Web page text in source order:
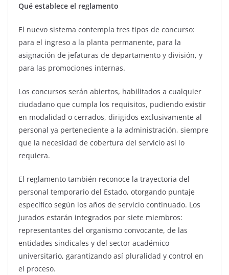
Qué establece el reglamento
El nuevo sistema contempla tres tipos de concurso:
para el ingreso a la planta permanente, para la
asignación de jefaturas de departamento y división, y
para las promociones internas.
Los concursos serán abiertos, habilitados a cualquier
ciudadano que cumpla los requisitos, pudiendo existir
en modalidad o cerrados, dirigidos exclusivamente al
personal ya perteneciente a la administración, siempre
que la necesidad de cobertura del servicio así lo
requiera.
El reglamento también reconoce la trayectoria del
personal temporario del Estado, otorgando puntaje
específico según los años de servicio continuado. Los
jurados estarán integrados por siete miembros:
representantes del organismo convocante, de las
entidades sindicales y del sector académico
universitario, garantizando así pluralidad y control en
el proceso.